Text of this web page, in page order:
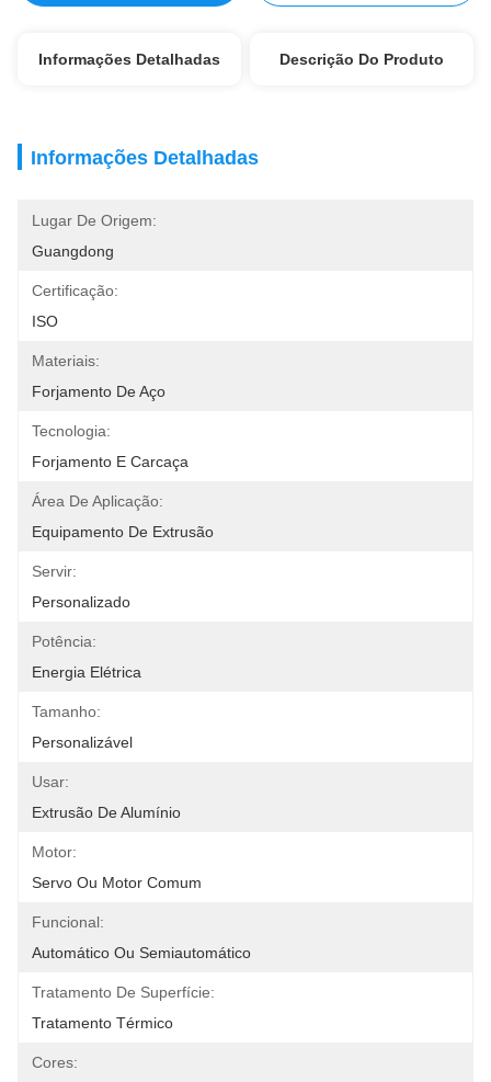
Informações Detalhadas Descrição Do Produto
Informações Detalhadas
Lugar De Origem:
Guangdong
Certificação:
ISO
Materiais:
Forjamento De Aço
Tecnologia:
Forjamento E Carcaça
Área De Aplicação:
Equipamento De Extrusão
Servir:
Personalizado
Potência:
Energia Elétrica
Tamanho:
Personalizável
Usar:
Extrusão De Alumínio
Motor:
Servo Ou Motor Comum
Funcional:
Automático Ou Semiautomático
Tratamento De Superfície:
Tratamento Térmico
Cores: